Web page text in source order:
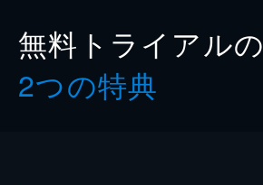
無料トライアルの
2つの特典